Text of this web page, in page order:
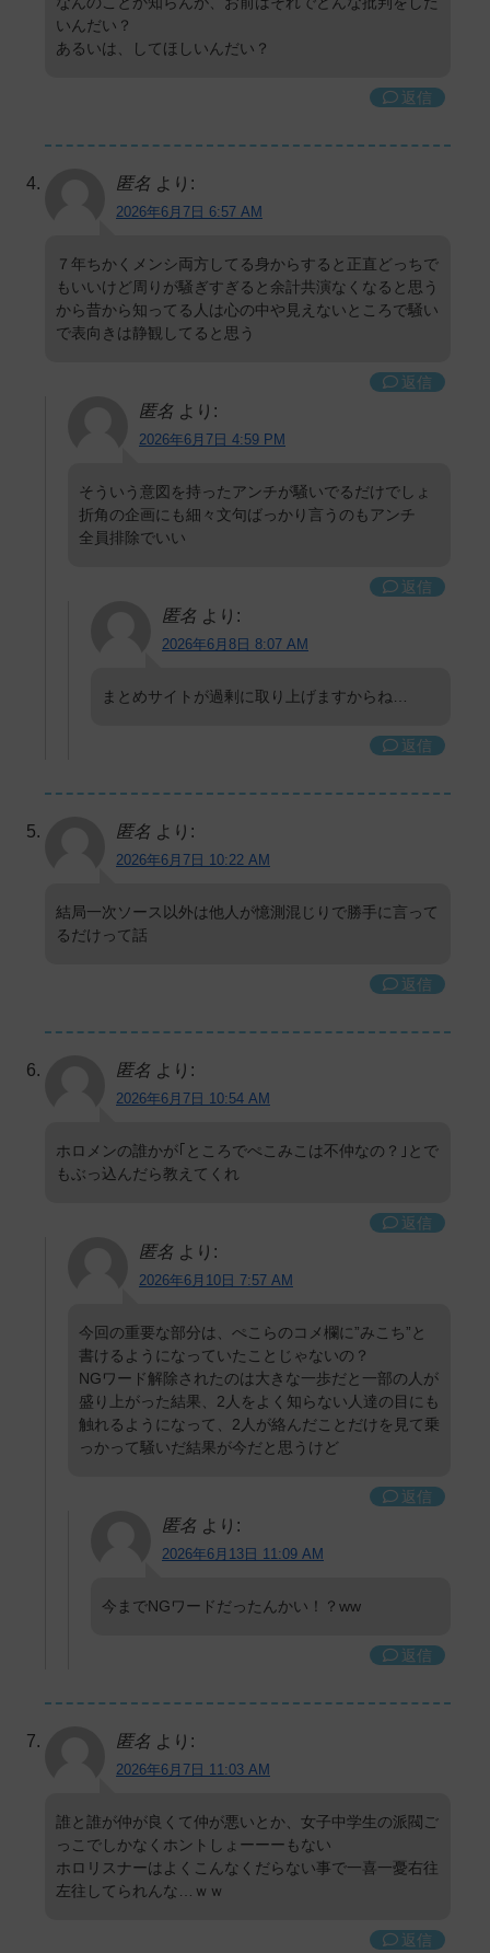
いんだい？
あるいは、してほしいんだい？
返信
匿名 より:
2026年6月7日 6:57 AM
７年ちかくメンシ両方してる身からすると正直どっちで
もいいけど周りが騒ぎすぎると余計共演なくなると思う
から昔から知ってる人は心の中や見えないところで騒い
で表向きは静観してると思う
返信
匿名 より:
2026年6月7日 4:59 PM
そういう意図を持ったアンチが騒いでるだけでしょ
折角の企画にも細々文句ばっかり言うのもアンチ
全員排除でいい
返信
匿名 より:
2026年6月8日 8:07 AM
まとめサイトが過剰に取り上げますからね…
返信
匿名 より:
2026年6月7日 10:22 AM
結局一次ソース以外は他人が憶測混じりで勝手に言って
るだけって話
返信
匿名 より:
2026年6月7日 10:54 AM
ホロメンの誰かが｢ところでぺこみこは不仲なの？｣とで
もぶっ込んだら教えてくれ
返信
匿名 より:
2026年6月10日 7:57 AM
今回の重要な部分は、ぺこらのコメ欄に”みこち”と
書けるようになっていたことじゃないの？
NGワード解除されたのは大きな一歩だと一部の人が
盛り上がった結果、2人をよく知らない人達の目にも
触れるようになって、2人が絡んだことだけを見て乗
っかって騒いだ結果が今だと思うけど
返信
匿名 より:
2026年6月13日 11:09 AM
今までNGワードだったんかい！？ww
返信
匿名 より:
2026年6月7日 11:03 AM
誰と誰が仲が良くて仲が悪いとか、女子中学生の派閥ご
っこでしかなくホントしょーーーもない
ホロリスナーはよくこんなくだらない事で一喜一憂右往
左往してられんな…ｗｗ
返信